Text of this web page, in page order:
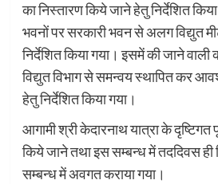
का निस्तारण किये जाने हेतु निर्देशित
भवनों पर सरकारी भवन से अलग विद्युत
निर्देशित किया गया। इसमें की जाने वाली
विद्युत विभाग से समन्वय स्थापित कर
हेतु निर्देशित किया गया।
आगामी श्री केदारनाथ यात्रा के
किये जाने तथा इस सम्बन्ध में तददिवस ही
सम्बन्ध में अवगत कराया गया।